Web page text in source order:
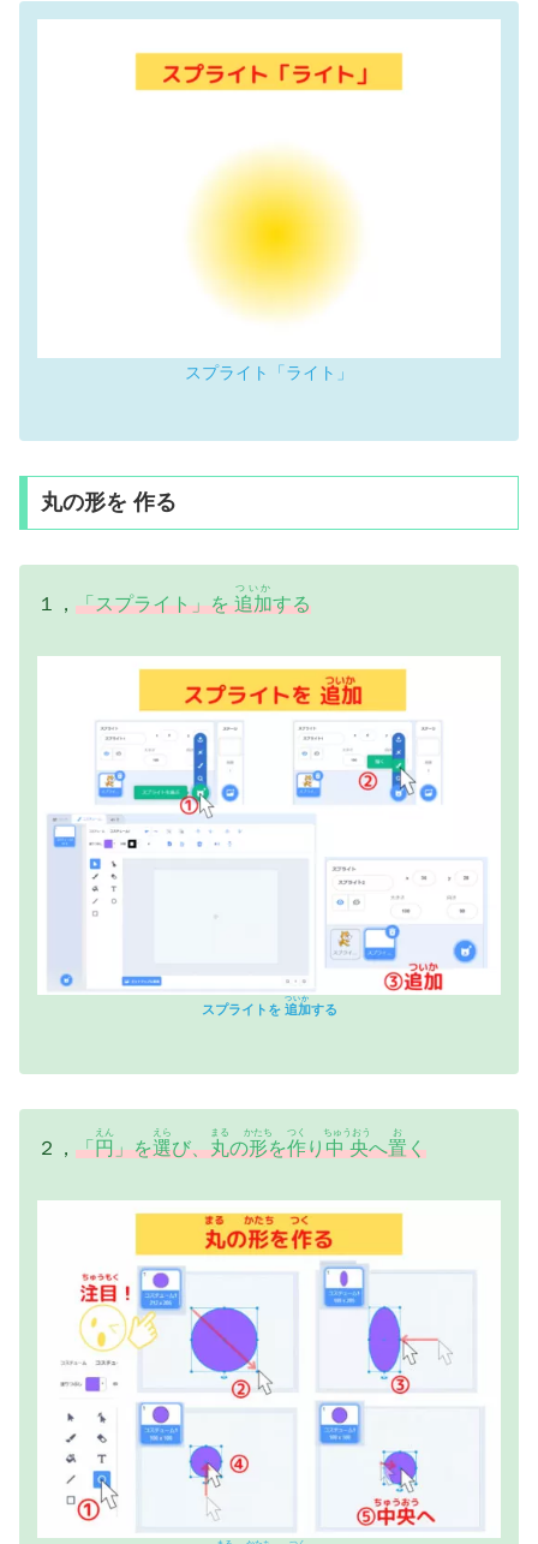
スプライト「ライト」
丸の形を 作る
１， 「スプライト」を追加
ついか
する
スプライトを 追加
ついか
する
２， 「円
えん
」を選
えら
び、丸
まる
の形
かたち
を作
つく
り中央
ちゅうおう
へ置
お
く